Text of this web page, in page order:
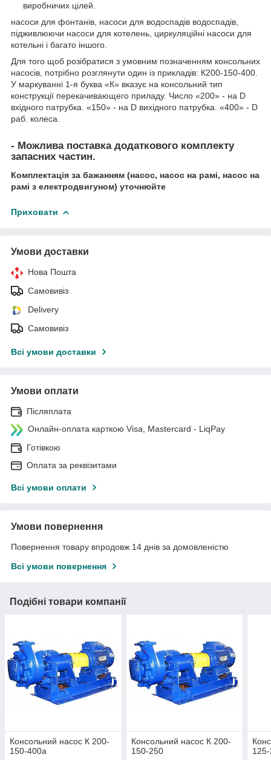
виробничих цілей.
насоси для фонтанів, насоси для водоспадів водоспадів,
підживлюючи насоси для котелень, циркуляційні насоси для
котельні і багато іншого.
Для того щоб розібратися з умовним позначенням консольних
насосів, потрібно розглянути один із прикладів: К200-150-400.
У маркуванні 1-я буква «К» вказує на консольний тип
конструкції перекачивающего приладу. Число «200» - на D
вхідного патрубка. «150» - на D вихідного патрубка. «400» - D
раб. колеса.
- Можлива поставка додаткового комплекту
запасних частин.
Комплектація за бажанням (насос, насос на рамі, насос на
рамі з електродвигуном) уточнюйте
Приховати
Умови доставки
Нова Пошта
Самовивіз
Delivery
Самовивіз
Всі умови доставки
Умови оплати
Післяплата
Онлайн-оплата карткою Visa, Mastercard - LiqPay
Готівкою
Оплата за реквізитами
Всі умови оплати
Умови повернення
Повернення товару впродовж 14 днів за домовленістю
Всі умови повернення
Подібні товари компанії
Консольний насос К 200-
150-400а
Консольний насос К 200-
150-250